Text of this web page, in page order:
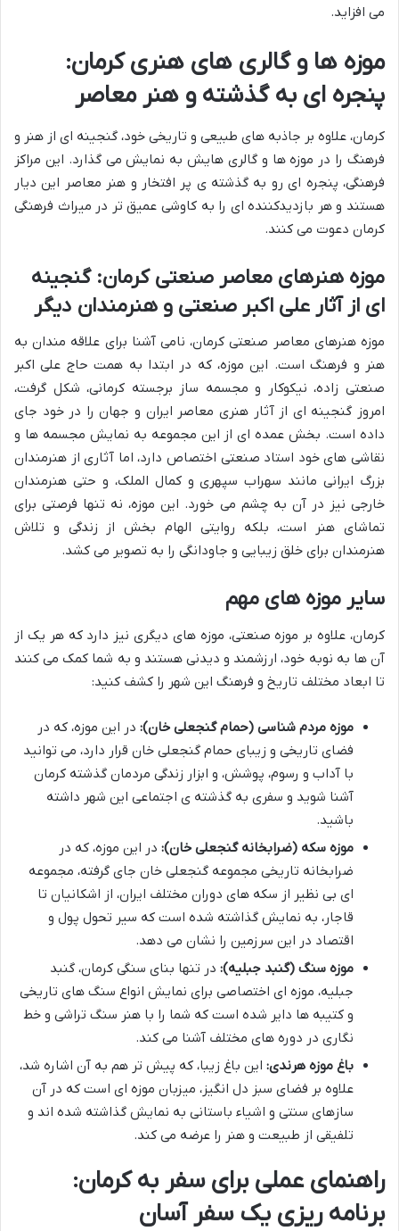
می افزاید.
موزه ها و گالری های هنری کرمان:
پنجره ای به گذشته و هنر معاصر
کرمان، علاوه بر جاذبه های طبیعی و تاریخی خود، گنجینه ای از هنر و
فرهنگ را در موزه ها و گالری هایش به نمایش می گذارد. این مراکز
فرهنگی، پنجره ای رو به گذشته ی پر افتخار و هنر معاصر این دیار
هستند و هر بازدیدکننده ای را به کاوشی عمیق تر در میراث فرهنگی
کرمان دعوت می کنند.
موزه هنرهای معاصر صنعتی کرمان: گنجینه
ای از آثار علی اکبر صنعتی و هنرمندان دیگر
موزه هنرهای معاصر صنعتی کرمان، نامی آشنا برای علاقه مندان به
هنر و فرهنگ است. این موزه، که در ابتدا به همت حاج علی اکبر
صنعتی زاده، نیکوکار و مجسمه ساز برجسته کرمانی، شکل گرفت،
امروز گنجینه ای از آثار هنری معاصر ایران و جهان را در خود جای
داده است. بخش عمده ای از این مجموعه به نمایش مجسمه ها و
نقاشی های خود استاد صنعتی اختصاص دارد، اما آثاری از هنرمندان
بزرگ ایرانی مانند سهراب سپهری و کمال الملک، و حتی هنرمندان
خارجی نیز در آن به چشم می خورد. این موزه، نه تنها فرصتی برای
تماشای هنر است، بلکه روایتی الهام بخش از زندگی و تلاش
هنرمندان برای خلق زیبایی و جاودانگی را به تصویر می کشد.
سایر موزه های مهم
کرمان، علاوه بر موزه صنعتی، موزه های دیگری نیز دارد که هر یک از
آن ها به نوبه خود، ارزشمند و دیدنی هستند و به شما کمک می کنند
تا ابعاد مختلف تاریخ و فرهنگ این شهر را کشف کنید:
موزه مردم شناسی (حمام گنجعلی خان): در این موزه، که در
فضای تاریخی و زیبای حمام گنجعلی خان قرار دارد، می توانید
با آداب و رسوم، پوشش، و ابزار زندگی مردمان گذشته کرمان
آشنا شوید و سفری به گذشته ی اجتماعی این شهر داشته
باشید.
موزه سکه (ضرابخانه گنجعلی خان): در این موزه، که در
ضرابخانه تاریخی مجموعه گنجعلی خان جای گرفته، مجموعه
ای بی نظیر از سکه های دوران مختلف ایران، از اشکانیان تا
قاجار، به نمایش گذاشته شده است که سیر تحول پول و
اقتصاد در این سرزمین را نشان می دهد.
موزه سنگ (گنبد جبلیه): در تنها بنای سنگی کرمان، گنبد
جبلیه، موزه ای اختصاصی برای نمایش انواع سنگ های تاریخی
و کتیبه ها دایر شده است که شما را با هنر سنگ تراشی و خط
نگاری در دوره های مختلف آشنا می کند.
باغ موزه هرندی: این باغ زیبا، که پیش تر هم به آن اشاره شد،
علاوه بر فضای سبز دل انگیز، میزبان موزه ای است که در آن
سازهای سنتی و اشیاء باستانی به نمایش گذاشته شده اند و
تلفیقی از طبیعت و هنر را عرضه می کند.
راهنمای عملی برای سفر به کرمان:
برنامه ریزی یک سفر آسان